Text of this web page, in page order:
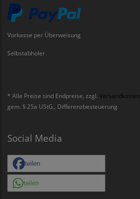
Vorkasse per Überweisung
Selbstabholer
* Alle Preise sind Endpreise, zzgl. Versandkosten
gem. § 25a UStG., Differenzbesteuerung
Social Media
teilen
teilen